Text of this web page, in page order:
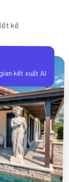
kế
kết xuất AI